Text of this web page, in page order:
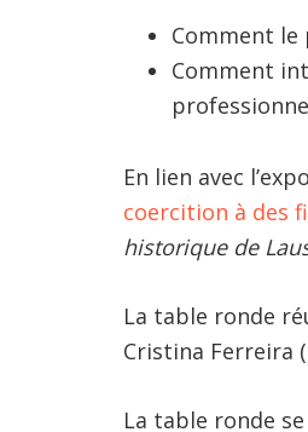
Comment le
Comment
En lien avec
coercition à des
historique de
La table ronde
Cristina Ferreira
La table ronde